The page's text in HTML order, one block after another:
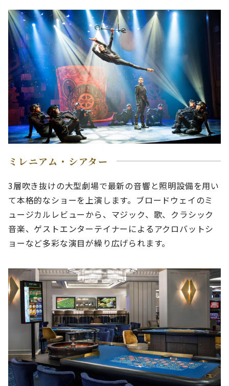
ミレニアム・シアター
3層吹き抜けの大型劇場で最新の音響と照明設備を用い
て本格的なショーを上演します。ブロードウェイのミ
ュージカルレビューから、マジック、歌、クラシック
音楽、ゲストエンターテイナーによるアクロバットシ
ョーなど多彩な演目が繰り広げられます。